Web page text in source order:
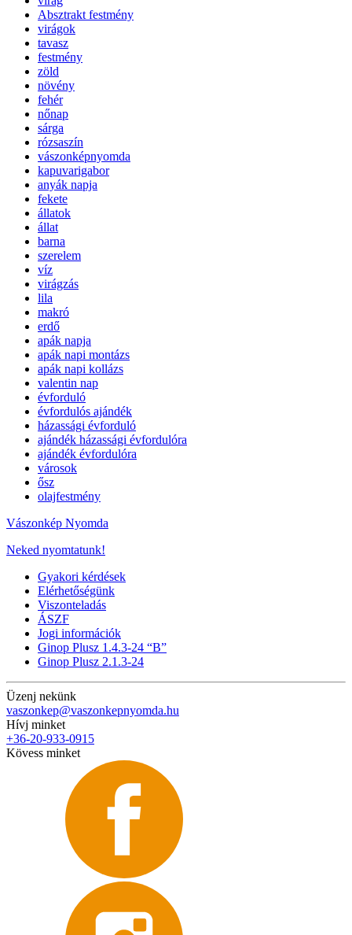
Absztrakt festmény
virágok
tavasz
festmény
zöld
növény
fehér
nőnap
sárga
rózsaszín
vászonképnyomda
kapuvarigabor
anyák napja
fekete
állatok
állat
barna
szerelem
víz
virágzás
lila
makró
erdő
apák napja
apák napi montázs
apák napi kollázs
valentin nap
évforduló
évfordulós ajándék
házassági évforduló
ajándék házassági évfordulóra
ajándék évfordulóra
városok
ősz
olajfestmény
Vászonkép Nyomda
Neked nyomtatunk!
Gyakori kérdések
Elérhetőségünk
Viszonteladás
ÁSZF
Jogi információk
Ginop Plusz 1.4.3-24 “B”
Ginop Plusz 2.1.3-24
Üzenj nekünk
vaszonkep@vaszonkepnyomda.hu
Hívj minket
+36-20-933-0915
Kövess minket